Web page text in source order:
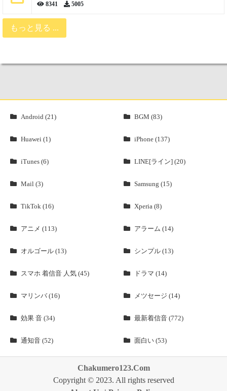
8341 5005
もっと見る ...
Android (21) BGM (83)
Huawei (1) iPhone (137)
iTunes (6) LINE[ライン] (20)
Mail (3) Samsung (15)
TikTok (16) Xperia (8)
アニメ (113) アラーム (14)
オルゴール (13) シンプル (13)
スマホ 着信音 人気 (45) ドラマ (14)
マリンバ (16) メツセージ (14)
効果 音 (34) 最新着信音 (772)
通知音 (52) 面白い (53)
Chakumero123.Com
Copyright © 2023. All rights reserved